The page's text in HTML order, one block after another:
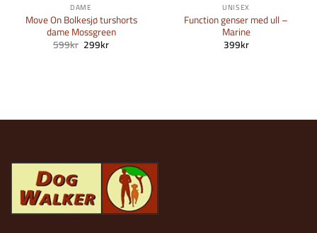
DAME
Move On Bolkesjø turshorts
dame Mossgreen
599kr Opprinnelig
pris
299krNåværende
UNISEX
Function genser med ull –
Marine
399kr